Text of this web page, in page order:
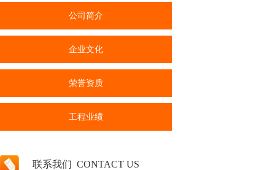
公司简介
企业文化
荣誉资质
工程业绩
联系我们 CONTACT US